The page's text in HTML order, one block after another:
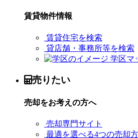
賃貸物件情報
賃貸住宅を検索
貸店舗・事務所等を検索
学区マ
売りたい
売却をお考えの方へ
売却専門サイト
最適を選べる4つの売却